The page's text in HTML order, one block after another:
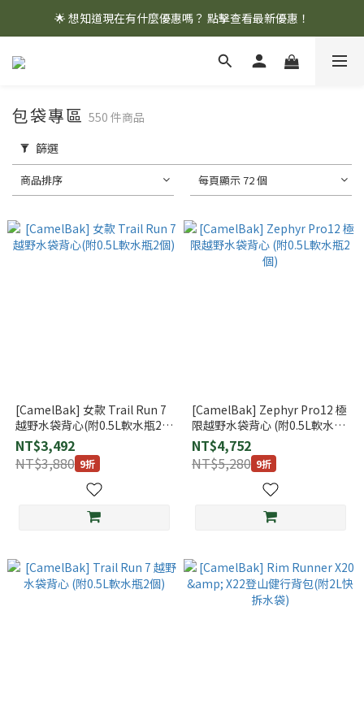
🌟 想知道現在有什麼優惠嗎？ 點擊查看最新優惠！
🌟 想知道現在有什麼優惠嗎？ 點擊查看最新優惠！
全館消費滿 $1,000 即享免運優惠
包袋專區 550 件商品
篩選
商品排序 每頁顯示 72 個
[CamelBak] 女款 Trail Run 7
越野水袋背心(附0.5L軟水瓶2
個)
NT$3,492
NT$3,880 9折
[CamelBak] Zephyr Pro12 極
限越野水袋背心 (附0.5L軟水瓶
2個)
NT$4,752
NT$5,280 9折